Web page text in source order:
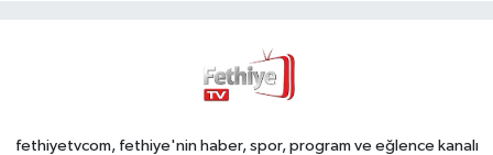
fethiyetvcom, fethiye'nin haber, spor, program ve eğlence kanalı